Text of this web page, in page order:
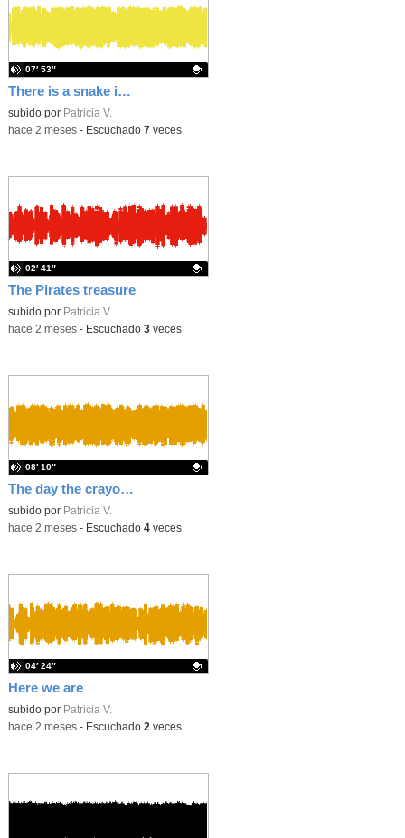
There is a snake in my school
Contenido educativo.
subido por Patricia V.
07′ 53″
-hace 2 meses- Escuchado 7 veces
The Pirates treasure
Contenido educativo.
subido por Patricia V.
02′ 41″
-hace 2 meses- Escuchado 3veces
The day the crayons quit
Contenido educativo.
subido por Patricia V.
08′ 10″
-hace 2 meses- Escuchado 4veces
Here we are
Contenido educativo.
subido por Patricia V.
04′ 24″
-hace 2 meses- Escuchado 2veces